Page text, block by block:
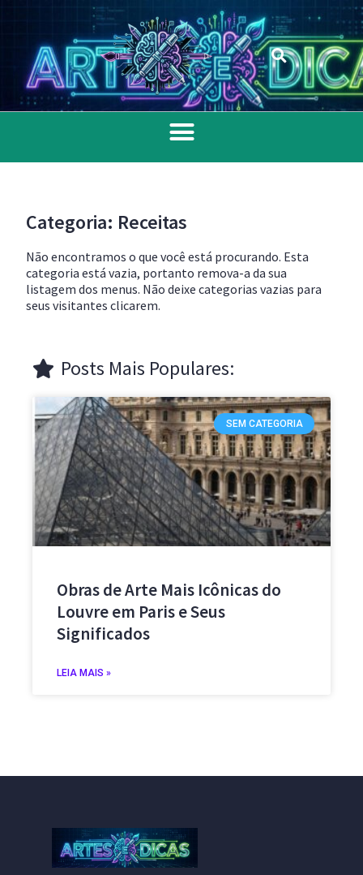
Categoria: Receitas
Não encontramos o que você está procurando. Esta
categoria está vazia, portanto remova-a da sua
listagem dos menus. Não deixe categorias vazias para
seus visitantes clicarem.
Posts Mais Populares:
SEM CATEGORIA
Obras de Arte Mais Icônicas do
Louvre em Paris e Seus
Significados
LEIA MAIS »